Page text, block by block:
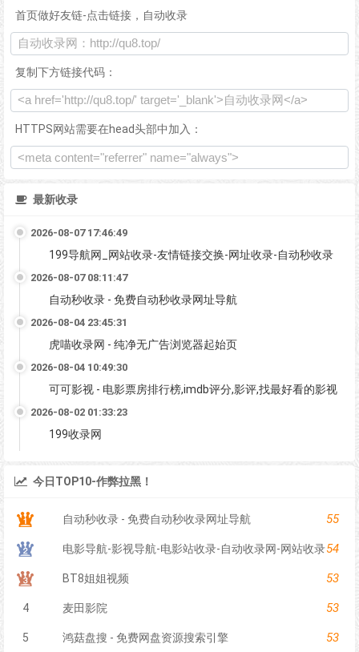
首页做好友链-点击链接，自动收录
复制下方链接代码：
HTTPS网站需要在head头部中加入：
最新收录
2026-08-07 17:46:49
199导航网_网站收录-友情链接交换-网址收录-自动秒收录
2026-08-07 08:11:47
自动秒收录 - 免费自动秒收录网址导航
2026-08-04 23:45:31
虎喵收录网 - 纯净无广告浏览器起始页
2026-08-04 10:49:30
可可影视 - 电影票房排行榜,imdb评分,影评,找最好看的影视
2026-08-02 01:33:23
199收录网
今日TOP10-作弊拉黑！
自动秒收录 - 免费自动秒收录网址导航 55
电影导航-影视导航-电影站收录-自动收录网-网站收录54
BT8姐姐视频 53
4 麦田影院 53
5 鸿菇盘搜 - 免费网盘资源搜索引擎 53